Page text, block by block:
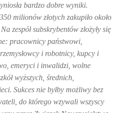
bardzo dobre wyniki.
milionów złotych zakupiło około
zespół subskrybentów złożyły się
pracownicy państwowi,
i robotnicy, kupcy i
emeryci i inwalidzi, wolne
wyższych, średnich,
Sukces nie byłby możliwy bez
do którego wzywali wszyscy